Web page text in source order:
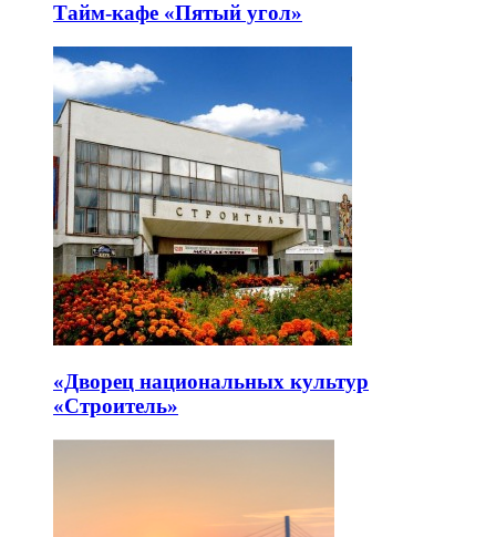
Тайм-кафе «Пятый угол»
«Дворец национальных культур
«Строитель»